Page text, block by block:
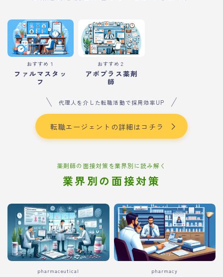
おすすめ１
ファルマスタッ
フ
おすすめ２
アポプラス薬剤
師
代理人を介した転職活動で採用効率UP
転職エージェントの詳細はコチラ
薬剤師の面接対策を業界別に読み解く
業界別の面接対策
pharmaceutical pharmacy